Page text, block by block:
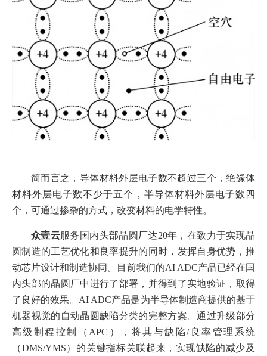
简而言之，导体材料外层电子数不超过三个，绝缘体
材料外层电子数不少于五个，半导体材料外层电子数四
个，可通过掺杂的方式，改变材料的电学特性。
众壹云服务国内头部晶圆厂达20年，在致力于实现晶
圆制造的工艺优化和良率提升的同时，发挥自身优势，推
动芯片设计和制造协同。
目前我们的AI ADC产品已经在国
内头部的晶圆厂中进行了部署，并得到了实地验证，取得
了良好的效果。AI ADC产品是为半导体制造商提供的基于
机器视觉的自动晶圆缺陷分类的完整方案。通过升级部分
高级制程控制（APC），将其与缺陷/良率管理系统
（DMS/YMS）的关键指标关联起来，实现缺陷的减少及